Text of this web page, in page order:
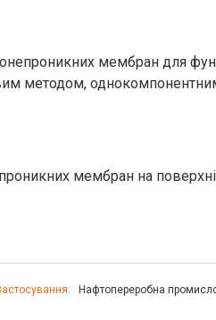
мембран для
методом,
мембран на
Нафтопереробна